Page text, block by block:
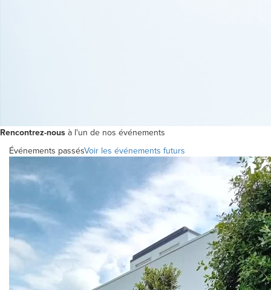
Rencontrez-nous à l'un de nos événements
Événements passésVoir les événements futurs